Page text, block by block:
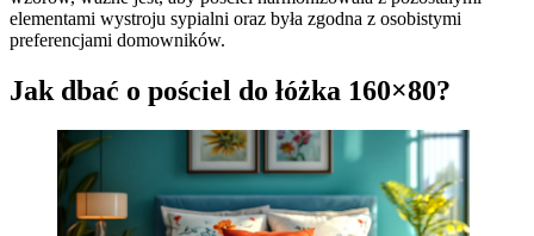
elementami wystroju sypialni oraz była zgodna z osobistymi
preferencjami domowników.
Jak dbać o pościel do łóżka 160×80?